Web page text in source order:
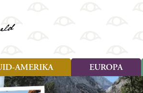
AMERIKA
Landen
EUROPA
Soort reizen